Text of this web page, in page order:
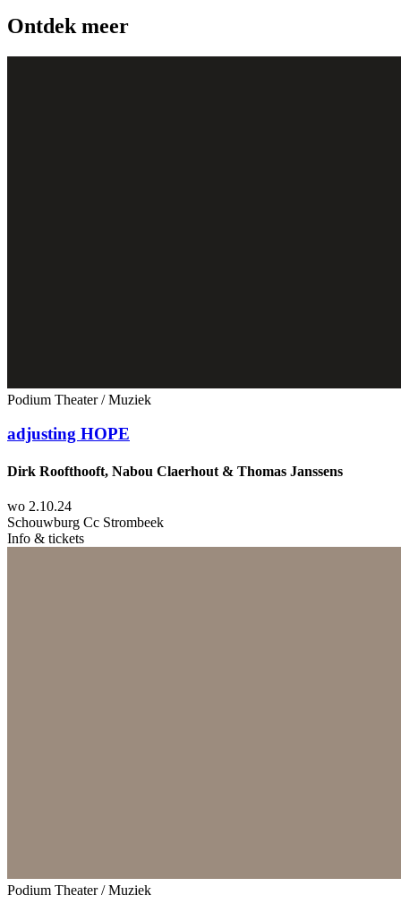
Ontdek meer
Podium Theater / Muziek
adjusting HOPE
Dirk Roofthooft, Nabou Claerhout & Thomas Janssens
wo 2.10.24
Schouwburg Cc Strombeek
Info & tickets
Podium Theater / Muziek